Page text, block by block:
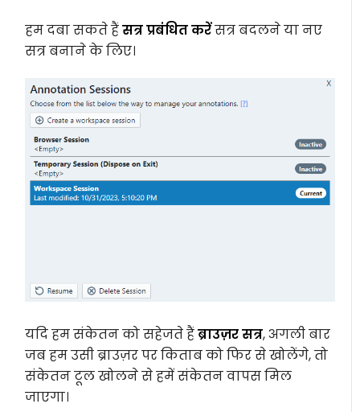
हम दबा सकते हैंसत्र प्रबंधित करेंसत्र बदलने या नए
सत्र बनाने के लिए।
यदि हम संकेतन को सहेजते हैंब्राउज़रसत्र, अगली बार
जब हम उसी ब्राउज़र पर किताब को फिर से खोलेंगे, तो
संकेतन टूल खोलने से हमें संकेतन वापस मिल
जाएगा।